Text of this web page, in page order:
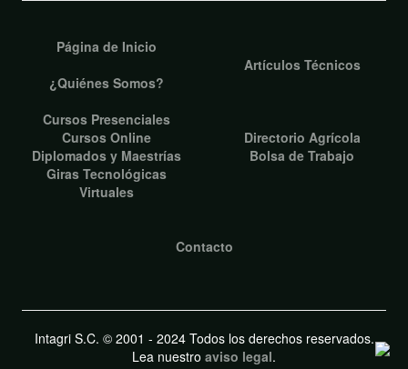
Página de Inicio
¿Quiénes Somos?
Artículos Técnicos
Cursos Presenciales
Cursos Online
Diplomados y Maestrías
Giras Tecnológicas
Virtuales
Directorio Agrícola
Bolsa de Trabajo
Contacto
Intagri S.C. © 2001 - 2024 Todos los derechos reservados.
Lea nuestro aviso legal.